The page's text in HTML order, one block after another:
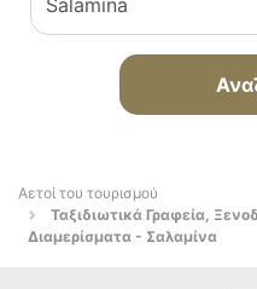
Αετοί του τουρισμού
Ταξιδιωτικά Γραφεία,
Διαμερίσματα - Σαλαμίνα